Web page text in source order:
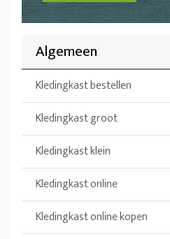
Algemeen
Kledingkast bestellen
Kledingkast groot
Kledingkast klein
Kledingkast online
Kledingkast online kopen